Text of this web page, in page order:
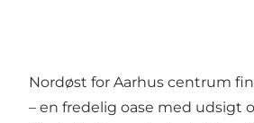
Nordøst for Aarhus centrum
– en fredelig oase med udsigt